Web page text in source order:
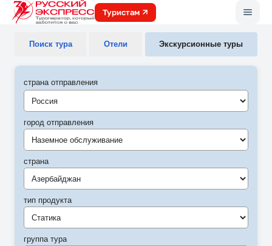
Туристам
Поиск тура Отели Экскурсионные туры
страна отправления
город отправления
Наземное обслуживание
страна
Азербайджан
тип продукта
Статика
группа тура